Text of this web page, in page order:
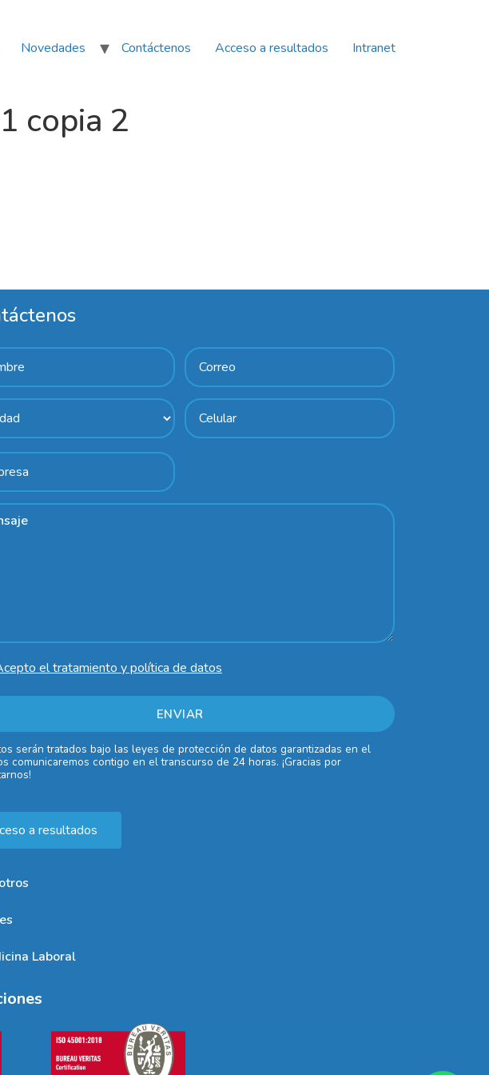
Novedades Contáctenos Acceso a resultados Intranet
copia 2
el tratamiento y política de datos
serán tratados bajo las leyes de protección de datos garantizadas en el
comunicaremos contigo en el transcurso de 24 horas. ¡Gracias por
a resultados
Laboral